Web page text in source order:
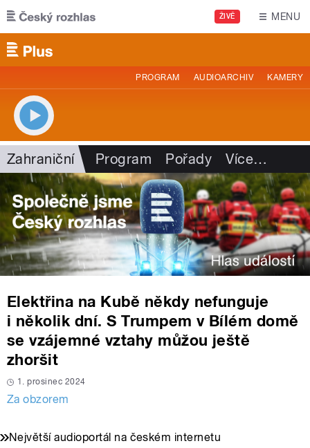
Přejít k hlavnímu obsahu
ŽIVĚ MENU
PROGRAM AUDIOARCHIV KAMERY
Zahraniční Program Pořady Více…
Elektřina na Kubě někdy nefunguje
i několik dní. S Trumpem v Bílém domě
se vzájemné vztahy můžou ještě
zhoršit
1. prosinec 2024
Za obzorem
Největší audioportál na českém internetu